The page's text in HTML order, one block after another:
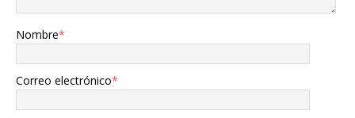
Nombre*
Correo electrónico*